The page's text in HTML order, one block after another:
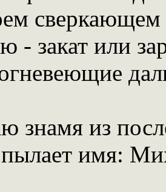
сверкающем
- закат или
знамя из
имя: